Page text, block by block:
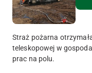
Straż pożarna
teleskopowej w
prac na polu.